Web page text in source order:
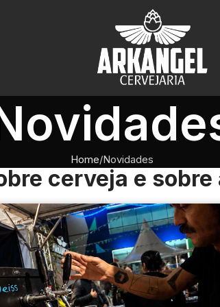
Home Novidades
cerveja e